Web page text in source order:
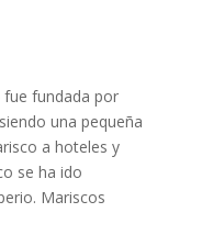
fue fundada por
una pequeña
a hoteles y
se ha ido
Mariscos